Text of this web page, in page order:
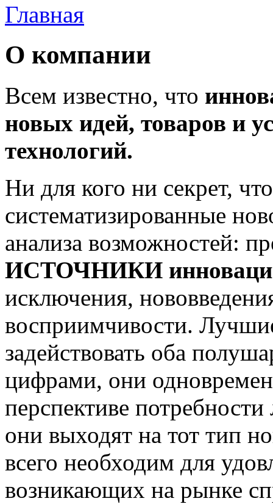
Главная
О компании
Всем известно, что
новых идей, товаров и
технологий.
Ни для кого ни секрет,
систематизированные
анализа возможностей:
ИСТОЧНИКИ
исключения,
восприимчивости.
задействовать оба
цифрами, они
перспективе
они выходят на тот тип
всего необходим для
возникающих на рынке